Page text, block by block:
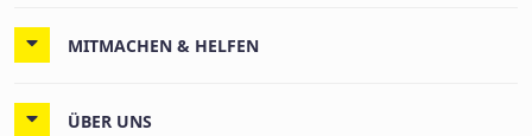
MITMACHEN & HELFEN
ÜBER UNS